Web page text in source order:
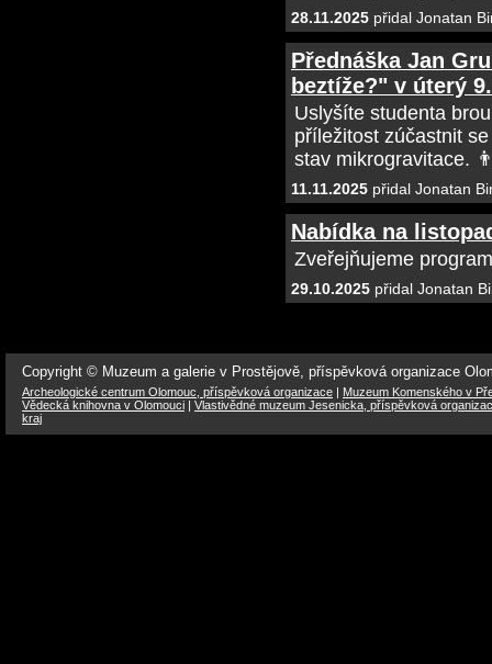
28.11.2025 přidal Jonatan
Přednáška Jan
beztíže?" v úterý
Uslyšíte studenta
příležitost zúčastnit
stav mikrogravitace.
11.11.2025 přidal Jonatan
Nabídka na
Zveřejňujeme
29.10.2025 přidal Jonatan
Copyright © Muzeum a galerie v Prostějově, příspěvková organizace
Archeologické centrum Olomouc, příspěvková organizace | Muzeum Komenského v
Vědecká knihovna v Olomouci | Vlastivědné muzeum Jesenicka, příspěvková
kraj